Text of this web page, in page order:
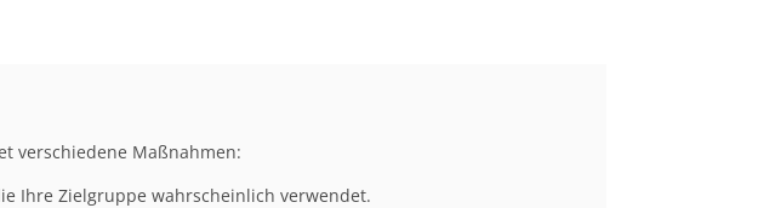
verschiedene Maßnahmen:
Ihre Zielgruppe wahrscheinlich verwendet.